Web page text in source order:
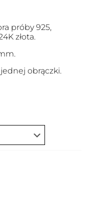
próby 925,
złota.
obrączki.